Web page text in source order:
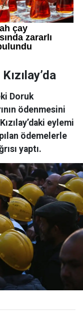
Doruk
ödenmesini
eylemi
ödemelerle
yaptı.